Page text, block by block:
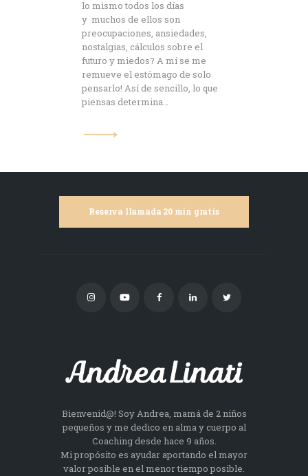
lo mismo todos los días
y muchos de ellos son
preocupaciones, ansiedades,
nostalgias, cálculos sobre el
futuro y miedos? A mí se me
remueve el estómago de solo
pensarlo! Así de sencillo, lo que
piensas determina…
Reserva llamada 20 min gratis
Bienvenid@! Soy Andrea, mamá de 2 niños
pequeños y me dedico en alma y cuerpo al
Coaching desde hace 9 años.
Mi propósito es ayudar aportando el mayor
valor posible en el menor tiempo posible.